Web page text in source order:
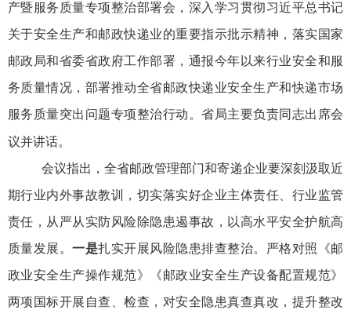
产暨服务质量专项整治部署会，深入学习贯彻习近平总书记
关于安全生产和邮政快递业的重要指示批示精神，落实国家
邮政局和省委省政府工作部署 ，通报今年以来行业安全和服
务质量情况，部署推动全省邮政快递业安全生产和快递市场
服务质量突出问题专项整治行动。省局主要负责同志出席会
议并讲话。
会议指出，全省邮政管理部门和寄递企业要深刻汲取近
期行业内外事故教训，切实落实好企业主体责任、行业监管
责任，从严从实防风险除隐患遏事故，以高水平安全护航高
质量发展。一是扎实开展风险隐患排查整治。严格对照《邮
政业安全生产操作规范》《邮政业安全生产设备配置规范》
两项国标开展自查、检查，对安全隐患真查真改，提升整改